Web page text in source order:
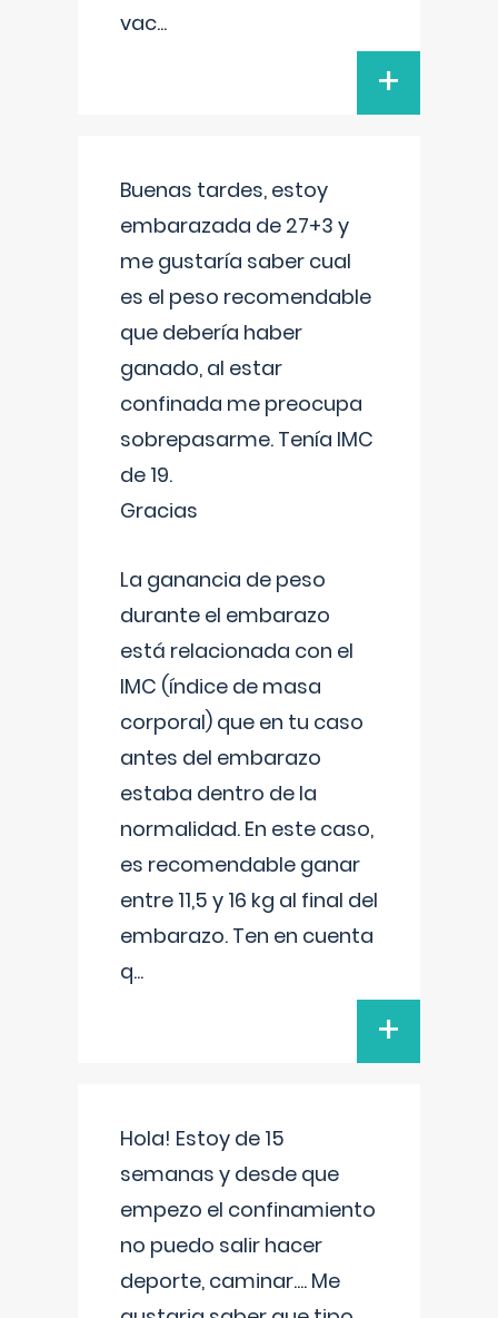
vac...
+
Buenas tardes, estoy
embarazada de 27+3 y
me gustaría saber cual
es el peso recomendable
que debería haber
ganado, al estar
confinada me preocupa
sobrepasarme. Tenía IMC
de 19.
Gracias
La ganancia de peso
durante el embarazo
está relacionada con el
IMC (índice de masa
corporal) que en tu caso
antes del embarazo
estaba dentro de la
normalidad. En este caso,
es recomendable ganar
entre 11,5 y 16 kg al final del
embarazo. Ten en cuenta
q...
+
Hola! Estoy de 15
semanas y desde que
empezo el confinamiento
no puedo salir hacer
deporte, caminar.... Me